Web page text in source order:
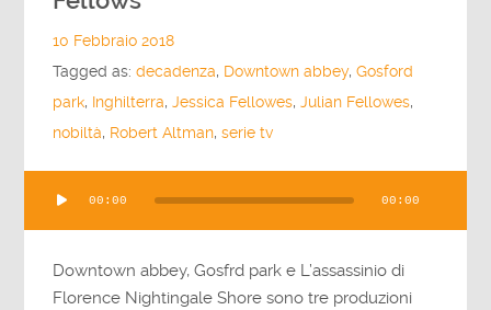
10 Febbraio 2018
Tagged as:decadenza, Downtown abbey,Gosford
park, Inghilterra,Jessica Fellowes,Julian Fellowes,
nobiltà, Robert Altman,serie tv
Player
00:00 00:00
Downtown abbey, Gosfrd park e L’assassinio di
Florence Nightingale Shore sono tre produzioni